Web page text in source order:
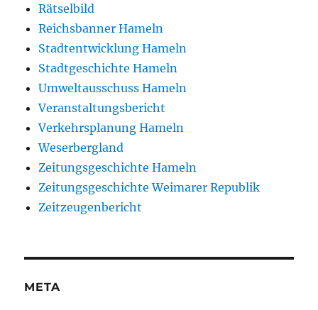
Rätselbild
Reichsbanner Hameln
Stadtentwicklung Hameln
Stadtgeschichte Hameln
Umweltausschuss Hameln
Veranstaltungsbericht
Verkehrsplanung Hameln
Weserbergland
Zeitungsgeschichte Hameln
Zeitungsgeschichte Weimarer Republik
Zeitzeugenbericht
META